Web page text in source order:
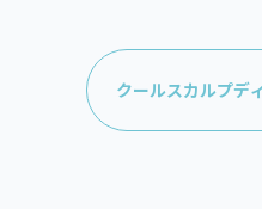
クールスカルプデ